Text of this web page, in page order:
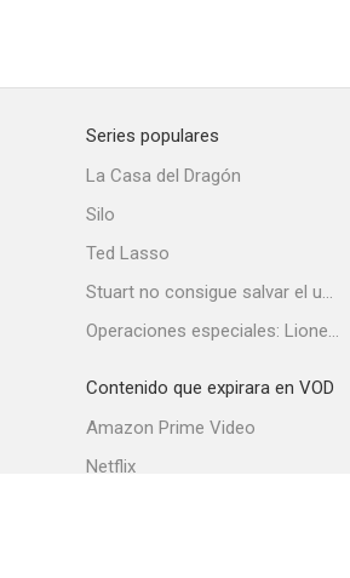
Series populares
La Casa del Dragón
Silo
Ted Lasso
Stuart no consigue salvar el universo
Operaciones especiales: Lioness
Contenido que expirara en VOD
Amazon Prime Video
Netflix